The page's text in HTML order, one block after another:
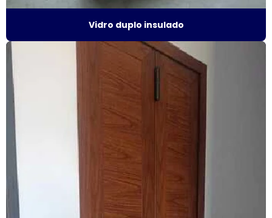
Fabricante de janela acústica
Fabricante de janela de alumínio sobreposta
Fabricante de janela anti ruído
Fabricante de janela antirruído em sp
Fabricante de janela sobreposta de correr
Fabricante de janela sobreposta de giro
Fabricante de janela vidro multilaminado
Fabricante de janela vidro triplo
Vidro duplo insulado